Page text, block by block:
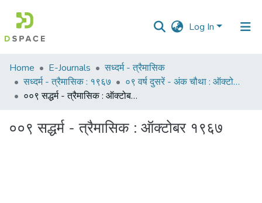
Log In
Communities
&
Collections
All of DSpace
Home E-Journals
सध्दर्म - त्रैमासिक
सध्दर्म - त्रैमासिक : १९६७
०९ वर्ष दुसरें - अंक चौथा : ऑक्टोबर १९६७
००९ सद्धर्म - त्रैमासिक : ऑक्‍टोबर १९६७
००९ सद्धर्म - त्रैमासिक : ऑक्‍टोबर १९६७